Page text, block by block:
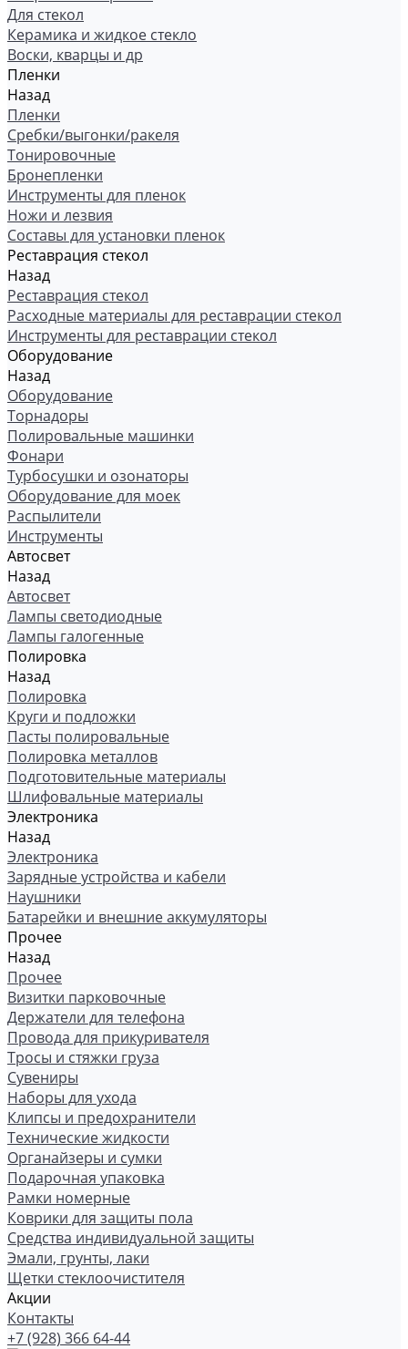
Для стекол
Керамика и жидкое стекло
Воски, кварцы и др
Пленки
Назад
Пленки
Сребки/выгонки/ракеля
Тонировочные
Бронепленки
Инструменты для пленок
Ножи и лезвия
Составы для установки пленок
Реставрация стекол
Назад
Реставрация стекол
Расходные материалы для реставрации стекол
Инструменты для реставрации стекол
Оборудование
Назад
Оборудование
Торнадоры
Полировальные машинки
Фонари
Турбосушки и озонаторы
Оборудование для моек
Распылители
Инструменты
Автосвет
Назад
Автосвет
Лампы светодиодные
Лампы галогенные
Полировка
Назад
Полировка
Круги и подложки
Пасты полировальные
Полировка металлов
Подготовительные материалы
Шлифовальные материалы
Электроника
Назад
Электроника
Зарядные устройства и кабели
Наушники
Батарейки и внешние аккумуляторы
Прочее
Назад
Прочее
Визитки парковочные
Держатели для телефона
Провода для прикуривателя
Тросы и стяжки груза
Сувениры
Наборы для ухода
Клипсы и предохранители
Технические жидкости
Органайзеры и сумки
Подарочная упаковка
Рамки номерные
Коврики для защиты пола
Средства индивидуальной защиты
Эмали, грунты, лаки
Щетки стеклоочистителя
Акции
Контакты
+7 (928) 366 64-44